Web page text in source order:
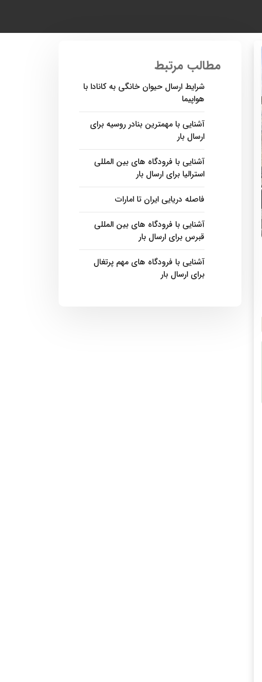
مطالب مرتبط
شرایط ارسال حیوان خانگی به کانادا با
هواپیما
آشنایی با مهمترین بنادر روسیه برای
ارسال بار
آشنایی با فرودگاه های بین المللی
استرالیا برای ارسال بار
فاصله دریایی ایران تا امارات
آشنایی با فرودگاه‌ های بین المللی
قبرس برای ارسال بار
آشنایی با فرودگاه های مهم پرتغال
برای ارسال بار